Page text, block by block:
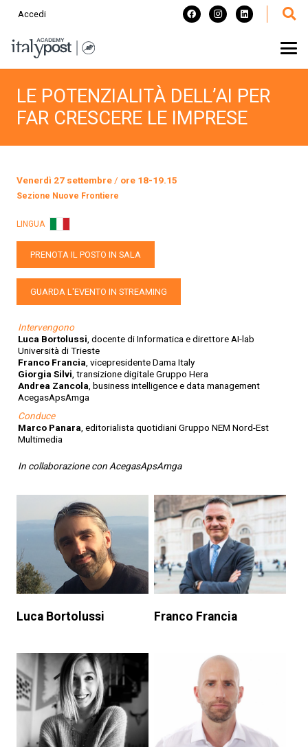
Accedi
LE POTENZIALITÀ DELL’AI PER
FAR CRESCERE LE IMPRESE
Venerdì 27 settembre / ore 18-19.15
Sezione Nuove Frontiere
LINGUA
PRENOTA IL POSTO IN SALA
GUARDA L'EVENTO IN STREAMING
Intervengono
Luca Bortolussi , docente di Informatica e direttore AI-lab
Università di Trieste
Franco Francia , vicepresidente Dama Italy
Giorgia Silvi , transizione digitale Gruppo Hera
Andrea Zancola , business intelligence e data management
AcegasApsAmga
Conduce
Marco Panara , editorialista quotidiani Gruppo NEM Nord-Est
Multimedia
In collaborazione con AcegasApsAmga
Luca Bortolussi Franco Francia